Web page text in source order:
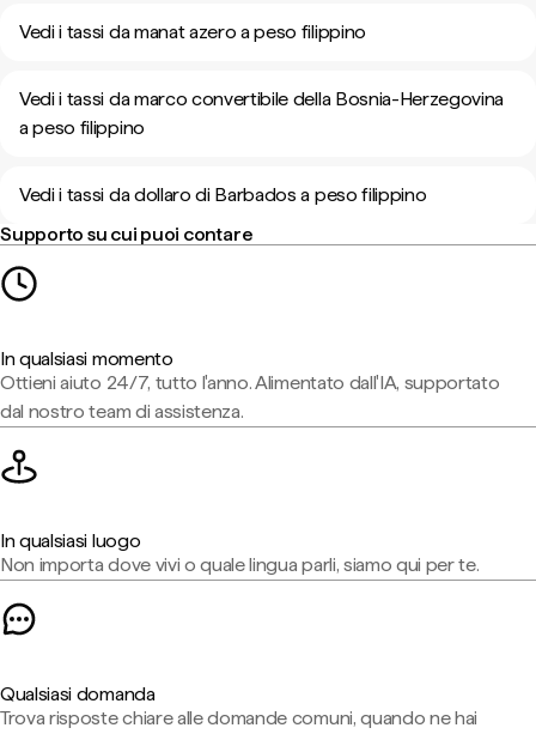
Vedi i tassi da manat azero a peso filippino
Vedi i tassi da marco convertibile della Bosnia-Herzegovina
a peso filippino
Vedi i tassi da dollaro di Barbados a peso filippino
Supporto su cui puoi contare
In qualsiasi momento
Ottieni aiuto 24/7, tutto l'anno. Alimentato dall'IA, supportato
dal nostro team di assistenza.
In qualsiasi luogo
Non importa dove vivi o quale lingua parli, siamo qui per te.
Qualsiasi domanda
Trova risposte chiare alle domande comuni, quando ne hai